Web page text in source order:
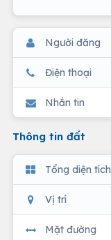
Người đăng
Điện thoại
Nhắn tin
Thông tin đất
Tổng diện tích
Vị trí
Mặt đường